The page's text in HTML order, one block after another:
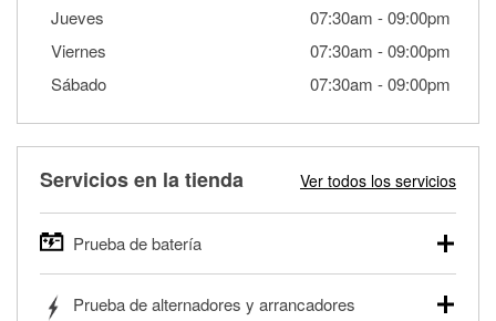
Jueves
07:30am -09:00pm
Viernes
07:30am -09:00pm
Sábado
07:30am -09:00pm
Servicios en la tienda Ver todos los servicios
Prueba de batería
autos, camionetas, SUVs, vehículos comerciales y
Prueba de alternadores y arrancadores